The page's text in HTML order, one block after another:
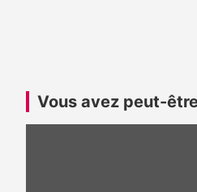
Vous avez peut-